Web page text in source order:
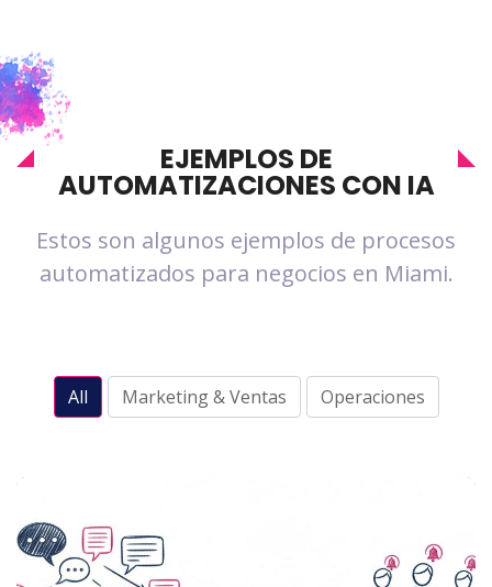
EJEMPLOS DE
AUTOMATIZACIONES CON IA
Estos son algunos ejemplos de procesos
automatizados para negocios en Miami.
All Marketing & Ventas Operaciones